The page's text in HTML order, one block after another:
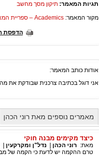
תגיות המאמר: תיקון מסך מחשב
מקור המאמר: Academics – ספריית המאמרים של ישראל
הדפסת
אודות כותב המאמר:
אני דוגל בכתיבה צרכנית שבודקת את
מאמרים נוספים מאת רוני הכהן
כיצד מקימים מבנה חוקי
מאת: רוני הכהן נדל"ן ומקרקעין
טרם ההקמה יש לדעת כי הקמה של